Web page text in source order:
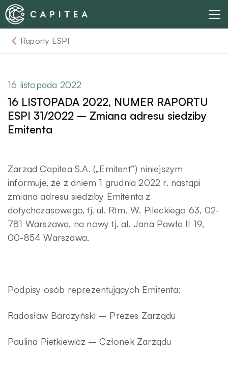
Skip
to
content
O nas
Dla Wierzyciela
Relacje Inwestorskie
Komunikaty
Aktualności
Raporty ESPI
16 listopada 2022
16 LISTOPADA 2022, NUMER RAPORTU
ESPI 31/2022 – Zmiana adresu siedziby
Emitenta
Zarząd Capitea S.A. („Emitent”) niniejszym
informuje, że z dniem 1 grudnia 2022 r. nastąpi
zmiana adresu siedziby Emitenta z
dotychczasowego, tj. ul. Rtm. W. Pileckiego 63, 02-
781 Warszawa, na nowy tj. al. Jana Pawła II 19,
00-854 Warszawa.
Podpisy osób reprezentujących Emitenta:
Radosław Barczyński – Prezes Zarządu
Paulina Pietkiewicz – Członek Zarządu